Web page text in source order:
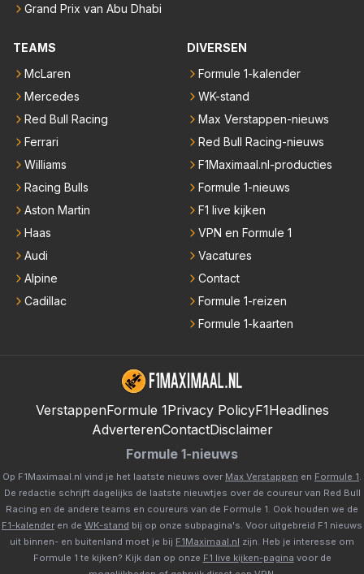
Grand Prix van Abu Dhabi
TEAMS
McLaren
Mercedes
Red Bull Racing
Ferrari
Williams
Racing Bulls
Aston Martin
Haas
Audi
Alpine
Cadillac
DIVERSEN
Formule 1-kalender
WK-stand
Max Verstappen-nieuws
Red Bull Racing-nieuws
F1Maximaal.nl-producties
Formule 1-nieuws
F1 live kijken
VPN en Formule 1
Vacatures
Contact
Formule 1-reizen
Formule 1-kaarten
VerstappenFormule 1Privacy PolicyF1Headlines
AdverterenContactDisclaimer
Formule 1-nieuws
Op F1Maximaal.nl vind je het laatste nieuws over Max Verstappen en Formule 1
De redactie schrijft dagelijks de laatste nieuwtjes over de coureur van Red Bull
Racing en de andere teams en coureurs van de Formule 1. Ook houden we de
F1-kalender en de WK-stand bij op onze subpagina's. Voor uitgebreid F1 nieuws
uit binnen- en buitenland moet je bij F1Maximaal.nl zijn. Heb je interesse om
Formule 1 te kijken? Kijk dan op onze F1 live kijken-pagina voor de